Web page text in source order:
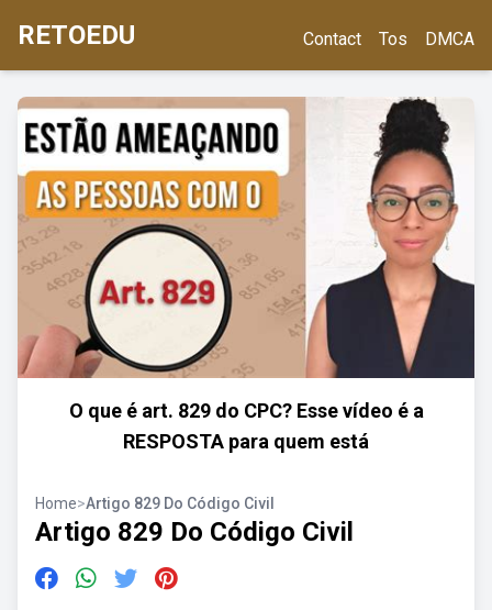
RETOEDU Contact Tos DMCA
O que é art. 829 do CPC? Esse vídeo é a
RESPOSTA para quem está
Home>Artigo 829 Do Código Civil
Artigo 829 Do Código Civil